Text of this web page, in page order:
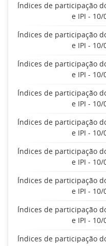
Índices de participação
e IPI -
Índices de participação
e IPI -
Índices de participação
e IPI -
Índices de participação
e IPI -
Índices de participação
e IPI -
Índices de participação
e IPI -
Índices de participação
e IPI -
Índices de participação
e IPI -
Índices de participação